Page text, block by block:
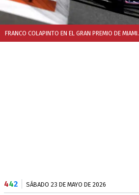
FRANCO COLAPINTO EN EL GRAN PREMIO DE MIAMI.
442 SÁBADO 23 DE MAYO DE 2026